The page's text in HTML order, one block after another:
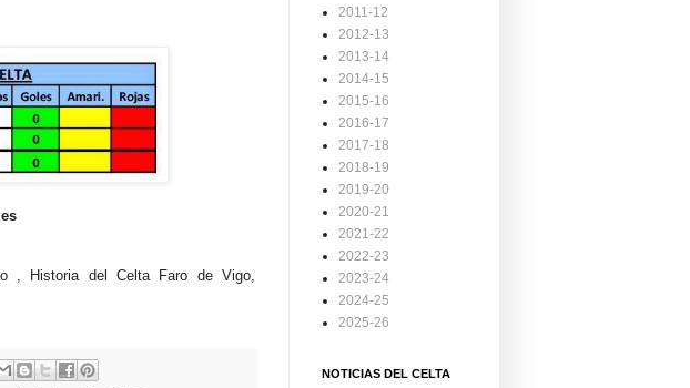
, Historia del Celta Faro de Vigo,
2011-12
2012-13
2013-14
2014-15
2015-16
2016-17
2017-18
2018-19
2019-20
2020-21
2021-22
2022-23
2023-24
2024-25
2025-26
NOTICIAS DEL CELTA